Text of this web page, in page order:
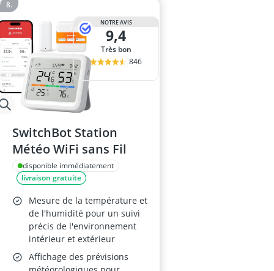
NOTRE AVIS
9,4
Très bon
846
SwitchBot Station
Météo WiFi sans Fil
disponible immédiatement
livraison gratuite
Mesure de la température et
de l'humidité pour un suivi
précis de l'environnement
intérieur et extérieur
Affichage des prévisions